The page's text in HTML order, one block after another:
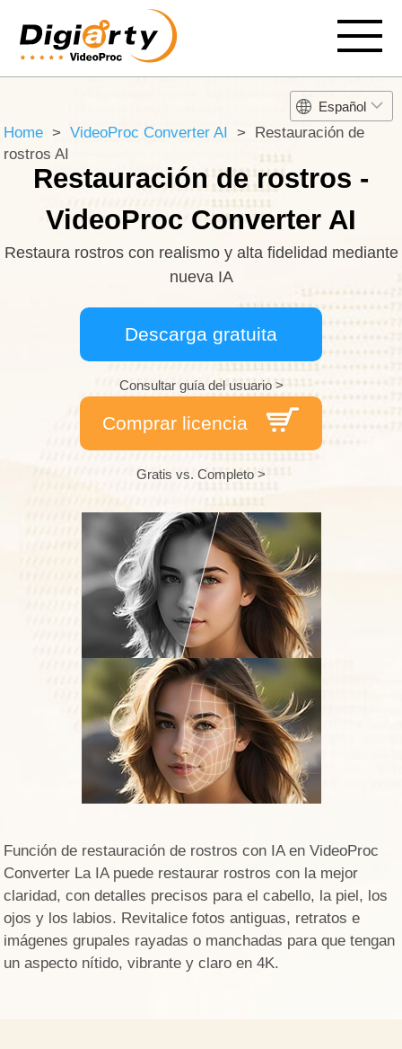
Español
Home >VideoProc Converter AI > Restauración de
rostros AI
Restauración de rostros -
VideoProc Converter AI
Restaura rostros con realismo y alta fidelidad mediante
nueva IA
Descarga gratuita
Consultar guía del usuario >
Comprar licencia
Gratis vs. Completo >
Función de restauración de rostros con IA en VideoProc
Converter La IA puede restaurar rostros con la mejor
claridad, con detalles precisos para el cabello, la piel, los
ojos y los labios. Revitalice fotos antiguas, retratos e
imágenes grupales rayadas o manchadas para que tengan
un aspecto nítido, vibrante y claro en 4K.